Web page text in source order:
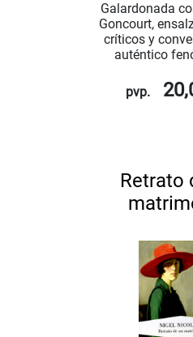
Galardonada
Goncourt,
críticos y
auténtico
pvp.
Retrato